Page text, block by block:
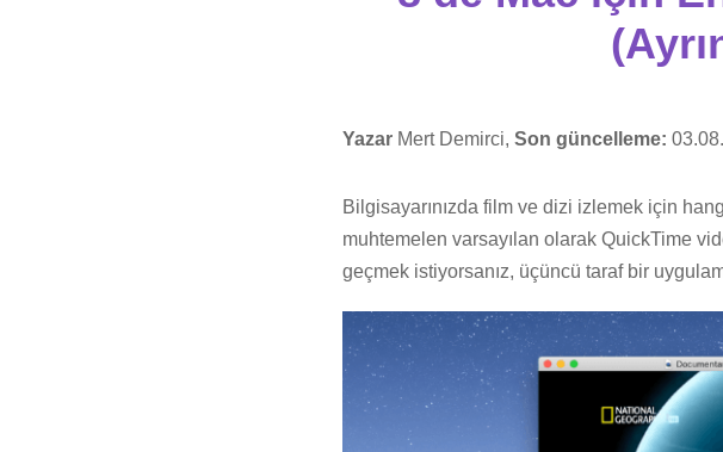
Yazar Mert Demirci, Son güncelleme:
Bilgisayarınızda film ve dizi izlemek için
muhtemelen varsayılan olarak QuickTime
geçmek istiyorsanız, üçüncü taraf bir